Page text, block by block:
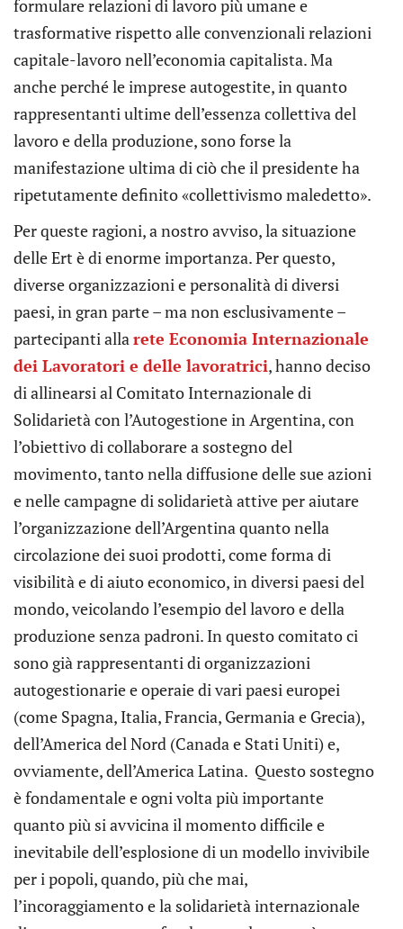
formulare relazioni di lavoro più umane e
trasformative rispetto alle convenzionali relazioni
capitale-lavoro nell’economia capitalista. Ma
anche perché le imprese autogestite, in quanto
rappresentanti ultime dell’essenza collettiva del
lavoro e della produzione, sono forse la
manifestazione ultima di ciò che il presidente ha
ripetutamente definito «collettivismo maledetto».
Per queste ragioni, a nostro avviso, la situazione
delle Ert è di enorme importanza. Per questo,
diverse organizzazioni e personalità di diversi
paesi, in gran parte – ma non esclusivamente –
partecipanti allarete Economia Internazionale
dei Lavoratori e delle lavoratrici, hanno deciso
di allinearsi al Comitato Internazionale di
Solidarietà con l’Autogestione in Argentina, con
l’obiettivo di collaborare a sostegno del
movimento, tanto nella diffusione delle sue azioni
e nelle campagne di solidarietà attive per aiutare
l’organizzazione dell’Argentina quanto nella
circolazione dei suoi prodotti, come forma di
visibilità e di aiuto economico, in diversi paesi del
mondo, veicolando l’esempio del lavoro e della
produzione senza padroni. In questo comitato ci
sono già rappresentanti di organizzazioni
autogestionarie e operaie di vari paesi europei
(come Spagna, Italia, Francia, Germania e Grecia),
dell’America del Nord (Canada e Stati Uniti) e,
ovviamente, dell’America Latina. Questo sostegno
è fondamentale e ogni volta più importante
quanto più si avvicina il momento difficile e
inevitabile dell’esplosione di un modello invivibile
per i popoli, quando, più che mai,
l’incoraggiamento e la solidarietà internazionale